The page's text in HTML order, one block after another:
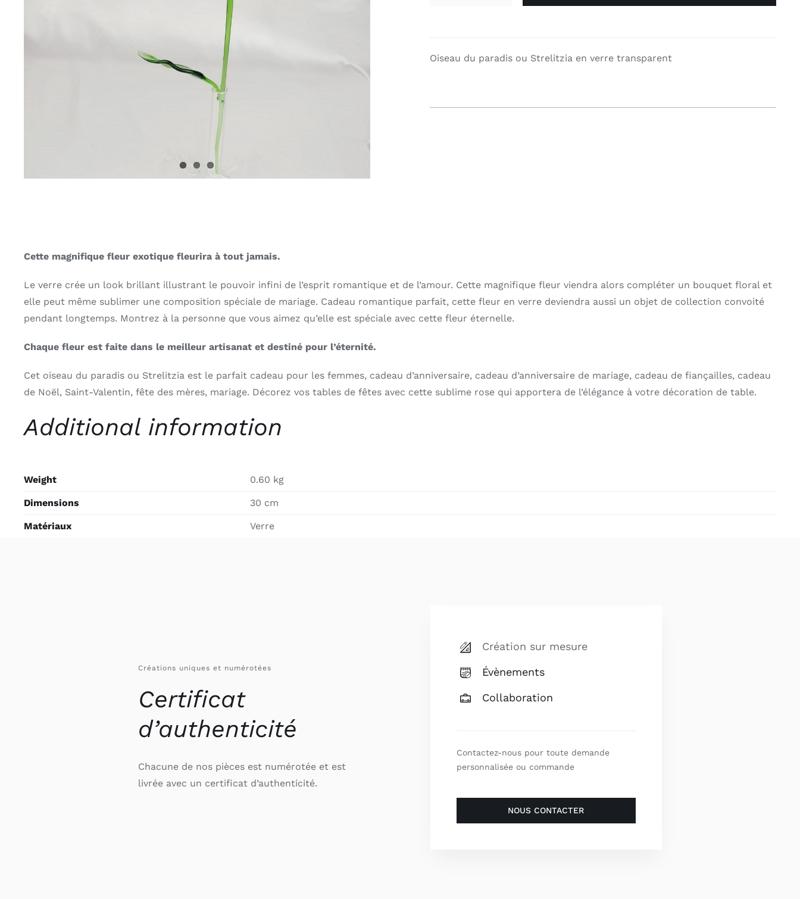
Fleur
Oiseau du paradis ou Strelitzia en verre transparent
Cette magnifique fleur exotique fleurira à tout jamais.
Le verre crée un look brillant illustrant le pouvoir infini de l’esprit romantique et de l’amour. Cette magnifique fleur viendra alors compléter un bouquet floral et
elle peut même sublimer une composition spéciale de mariage. Cadeau romantique parfait, cette fleur en verre deviendra aussi un objet de collection convoité
pendant longtemps. Montrez à la personne que vous aimez qu’elle est spéciale avec cette fleur éternelle.
Chaque fleur est faite dans le meilleur artisanat et destiné pour l’éternité.
Cet oiseau du paradis ou Strelitzia est le parfait cadeau pour les femmes, cadeau d’anniversaire, cadeau d’anniversaire de mariage, cadeau de fiançailles, cadeau
de Noël, Saint-Valentin, fête des mères, mariage. Décorez vos tables de fêtes avec cette sublime rose qui apportera de l’élégance à votre décoration de table.
Additional information
Weight 0.60 kg
Dimensions 30 cm
Matériaux Verre
Créations uniques et numérotées
Certificat
d’authenticité
Chacune de nos pièces est numérotée et est
livrée avec un certificat d’authenticité.
Création sur mesure
Évènements
Collaboration
Contactez-nous pour toute demande
personnalisée ou commande
NOUS CONTACTER